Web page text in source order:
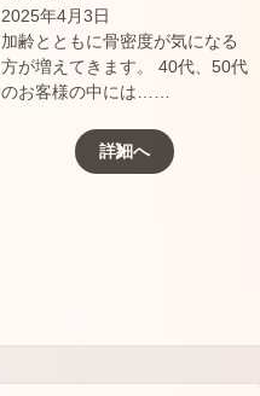
2025年4月3日
加齢とともに骨密度が気になる
方が増えてきます。 40代、50代
のお客様の中には……
詳細へ